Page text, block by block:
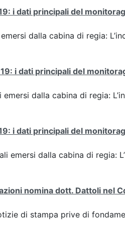
i dati principali del
dalla cabina di regia:
i dati principali del
dalla cabina di regia:
i dati principali del
emersi dalla cabina di regia:
nomina dott. Dattoli nel
di stampa prive di